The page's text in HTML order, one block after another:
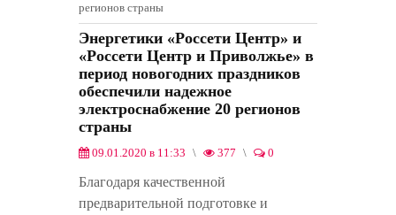
регионов страны
Энергетики «Россети Центр» и
«Россети Центр и Приволжье» в
период новогодних праздников
обеспечили надежное
электроснабжение 20 регионов
страны
09.01.2020 в 11:33 377
0
Благодаря качественной
предварительной подготовке и